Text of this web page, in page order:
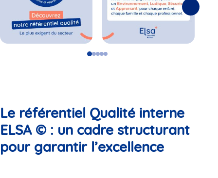
GoGoGo
GoGo
Le référentiel Qualité interne
ELSA © : un cadre structurant
pour garantir l’excellence